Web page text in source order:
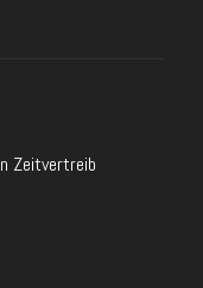
Zeitvertreib